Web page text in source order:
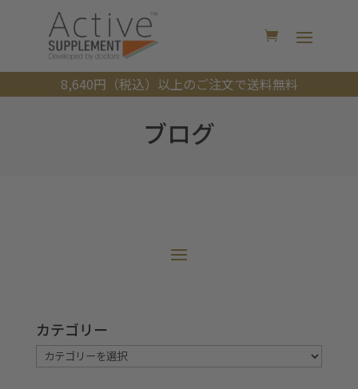
8,640円（税込）以上のご注文で送料無料
ブログ
カテゴリー
カ